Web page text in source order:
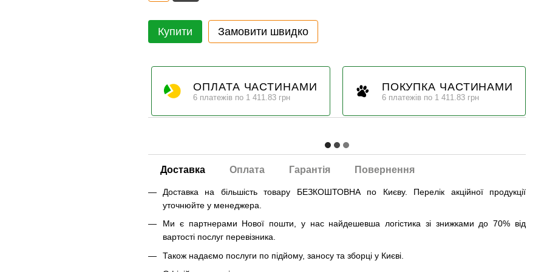
Купити Замовити швидко
ОПЛАТА ЧАСТИНАМИ
6 платежів по 1 411.83 грн
ПОКУПКА ЧАСТИНАМИ
6 платежів по 1 411.83 грн
Доставка Оплата Гарантія Повернення
Доставка на більшість товару БЕЗКОШТОВНА по Києву. Перелік акційної продукції
уточнюйте у менеджера.
Ми є партнерами Нової пошти, у нас найдешевша логістика зі знижками до 70% від
вартості послуг перевізника.
Також надаємо послуги по підйому, заносу та зборці у Києві.